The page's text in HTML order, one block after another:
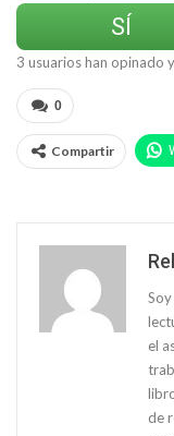
SÍ
3 usuarios han opinado
0
Compartir
el
de